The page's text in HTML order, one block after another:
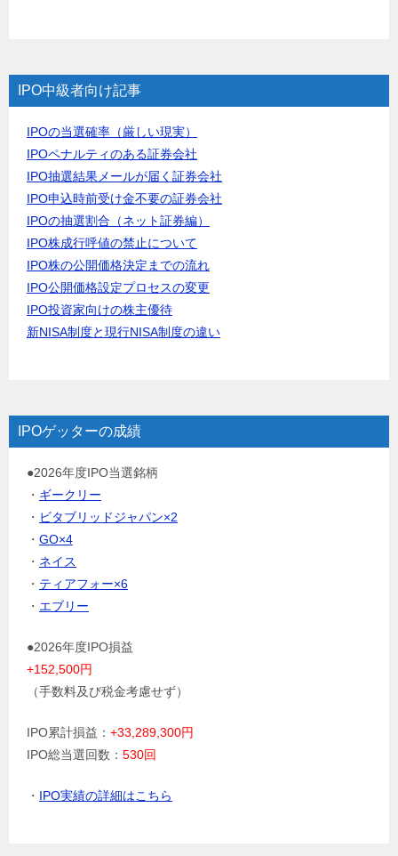
IPO中級者向け記事
IPOの当選確率（厳しい現実）
IPOペナルティのある証券会社
IPO抽選結果メールが届く証券会社
IPO申込時前受け金不要の証券会社
IPOの抽選割合（ネット証券編）
IPO株成行呼値の禁止について
IPO株の公開価格決定までの流れ
IPO公開価格設定プロセスの変更
IPO投資家向けの株主優待
新NISA制度と現行NISA制度の違い
IPOゲッターの成績
●2026年度IPO当選銘柄
・ ギークリー
・ ビタブリッドジャパン×2
・ GO×4
・ ネイス
・ ティアフォー×6
・ エブリー
●2026年度IPO損益
+152,500円
（手数料及び税金考慮せず）
IPO累計損益： +33,289,300円
IPO総当選回数： 530回
・ IPO実績の詳細はこちら